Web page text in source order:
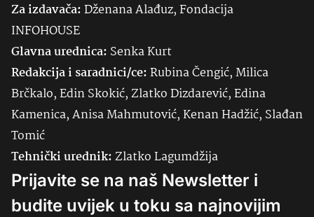
Za izdavača:Dženana Alađuz, Fondacija
INFOHOUSE
Glavna urednica: SenkaKurt
Redakcija i saradnici/ce:Rubina Čengić, Milica
Brčkalo, Edin Skokić, Zlatko Dizdarević, Edina
Kamenica, Anisa Mahmutović, Kenan Hadžić, Slađan
Tomić
Tehnički urednik:Zlatko Lagumdžija
Prijavite se na naš Newsletter i
budite uvijek u toku sa najnovijim